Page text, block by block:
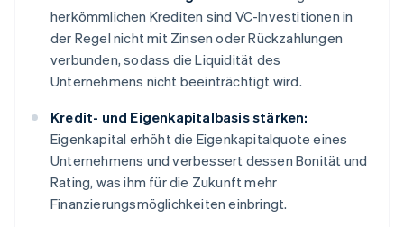
herkömmlichen Krediten sind VC-Investitionen in
der Regel nicht mit Zinsen oder Rückzahlungen
verbunden, sodass die Liquidität des
Unternehmens nicht beeinträchtigt wird.
Kredit- und Eigenkapitalbasis stärken:
Eigenkapital erhöht die Eigenkapitalquote eines
Unternehmens und verbessert dessen Bonität und
Rating, was ihm für die Zukunft mehr
Finanzierungsmöglichkeiten einbringt.